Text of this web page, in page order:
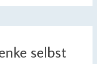
selbst